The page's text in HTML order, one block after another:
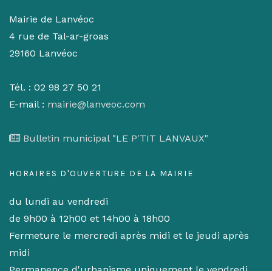
Mairie de Lanvéoc
4 rue de Tal-ar-groas
29160 Lanvéoc
Tél. : 02 98 27 50 21
E-mail : mairie@lanveoc.com
Bulletin municipal "LE P'TIT LANVAUX"
HORAIRES D'OUVERTURE DE LA MAIRIE
du lundi au vendredi
de 9h00 à 12h00 et 14h00 à 18h00
Fermeture le mercredi après midi et le jeudi après
midi